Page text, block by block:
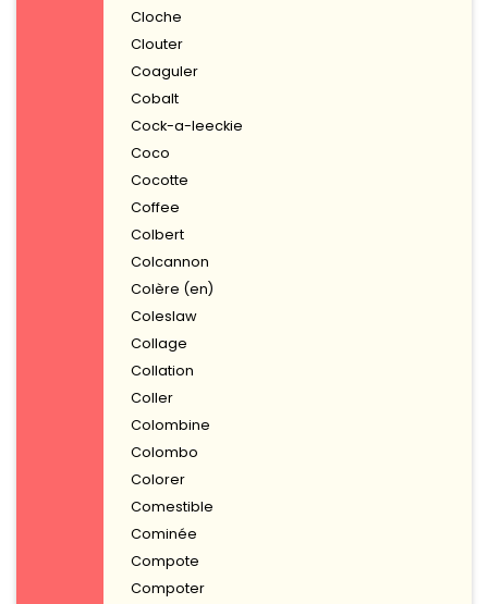
Cloche
Clouter
Coaguler
Cobalt
Cock-a-leeckie
Coco
Cocotte
Coffee
Colbert
Colcannon
Colère (en)
Coleslaw
Collage
Collation
Coller
Colombine
Colombo
Colorer
Comestible
Cominée
Compote
Compoter